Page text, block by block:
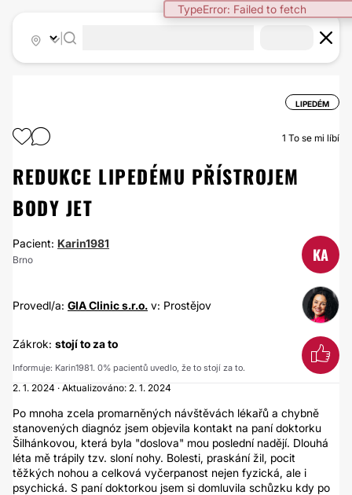
TypeError: Failed to fetch
LIPEDÉM
1 To se mi líbí
REDUKCE LIPEDÉMU PŘÍSTROJEM
BODY JET
Pacient: Karin1981
Brno KA
Provedl/a: GIA Clinic s.r.o. v: Prostějov
Zákrok: stojí to za to
Informuje: Karin1981. 0% pacientů uvedlo, že to stojí za to.
2. 1. 2024 · Aktualizováno: 2. 1. 2024
Po mnoha zcela promarněných návštěvách lékařů a chybně
stanovených diagnóz jsem objevila kontakt na paní doktorku
Šilhánkovou, která byla "doslova" mou poslední nadějí. Dlouhá
léta mě trápily tzv. sloní nohy. Bolesti, praskání žil, pocit
těžkých nohou a celková vyčerpanost nejen fyzická, ale i
psychická. S paní doktorkou jsem si domluvila schůzku kdy po